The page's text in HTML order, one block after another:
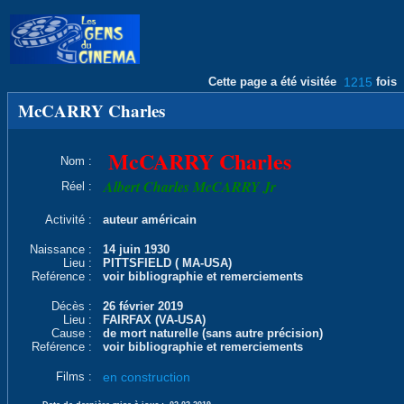
Cette page a été visitée 1215 fois
McCARRY Charles
Nom : McCARRY Charles
Réel : Albert Charles McCARRY Jr
Activité : auteur américain
Naissance :
14 juin 1930
Lieu :
PITTSFIELD ( MA-USA)
Reférence :
voir bibliographie et remerciements
Décès :
26 février 2019
Lieu :
FAIRFAX (VA-USA)
Cause :
de mort naturelle (sans autre précision)
Reférence :
voir bibliographie et remerciements
Films : en construction